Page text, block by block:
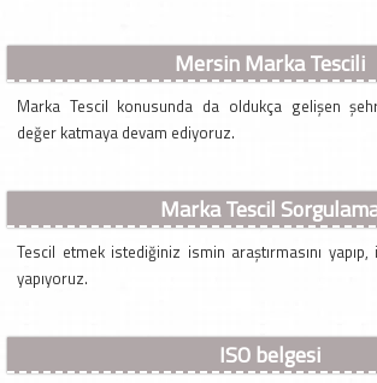
Mersin Marka Tescili
Marka Tescil konusunda da oldukça gelişen
değer katmaya devam ediyoruz.
Marka Tescil
Tescil etmek istediğiniz ismin araştırmasını
yapıyoruz.
ISO belgesi